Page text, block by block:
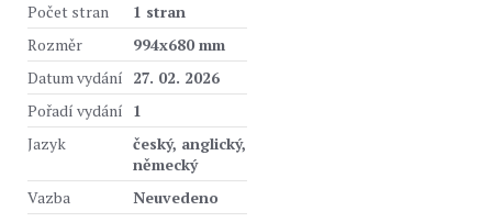
Počet stran
1 stran
Rozměr
994x680 mm
Datum vydání 27. 02. 2026
Pořadí vydání 1
Jazyk
český, anglický,
německý
Vazba
Neuvedeno